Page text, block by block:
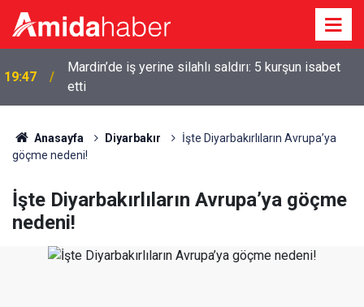
18:57 Erdoğan’dan Mekke Anlaşması açıklaması
Anasayfa Diyarbakır
İşte Diyarbakırlıların Avrupa’ya
göçme nedeni!
İşte Diyarbakırlıların Avrupa’ya göçme
nedeni!